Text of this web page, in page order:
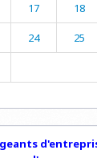
17 18
24 25